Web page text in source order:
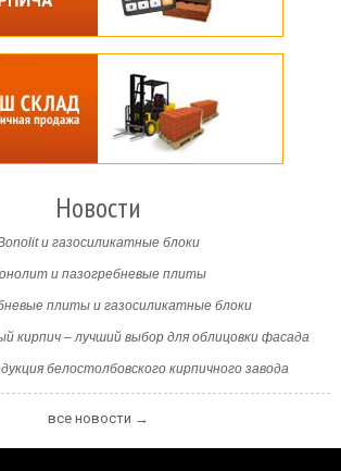
Новости
и газосиликатные блоки
и пазогребневые плиты
плиты и газосиликатные блоки
кирпич – лучший выбор для облицовки фасада
белостолбовского кирпичного завода
все новости →